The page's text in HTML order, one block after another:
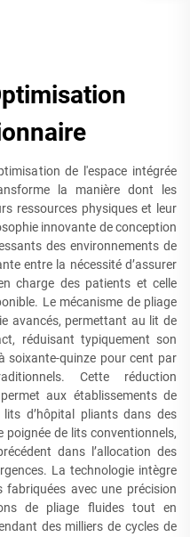
de l'espace intégrée
la manière dont les
ressources physiques et leur
innovante de conception
des environnements de
entre la nécessité d’assurer
charge des patients et celle
Le mécanisme de pliage
avancés, permettant au lit de
réduisant typiquement son
soixante-quinze pour cent par
Cette réduction
aux établissements de
d’hôpital pliants dans des
poignée de lits conventionnels,
dans l’allocation des
La technologie intègre
avec une précision
de pliage fluides tout en
des milliers de cycles de